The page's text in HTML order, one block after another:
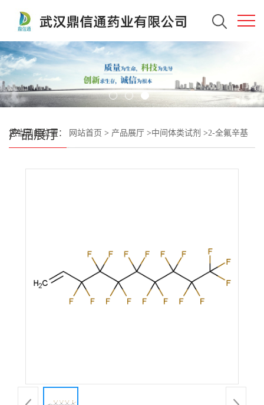
产品展厅
您当前的位置： 网站首页 > 产品展厅 >中间体类试剂 >2-全氟辛基